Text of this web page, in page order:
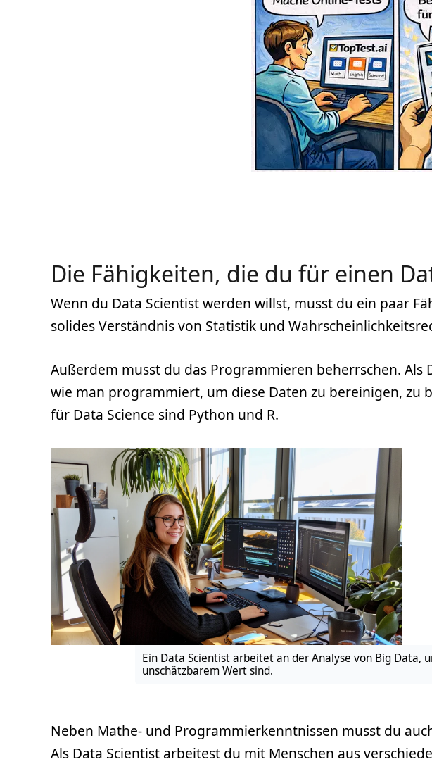
Die Fähigkeiten, die du für einen
Wenn du Data Scientist werden willst, musst du ein paar
solides Verständnis von Statistik und
Außerdem musst du das Programmieren beherrschen.
wie man programmiert, um diese Daten zu bereinigen,
für Data Science sind Python und R.
Ein Data Scientist arbeitet an der Analyse von Big Data,
unschätzbarem Wert sind.
Neben Mathe- und Programmierkenntnissen musst du
Als Data Scientist arbeitest du mit Menschen aus